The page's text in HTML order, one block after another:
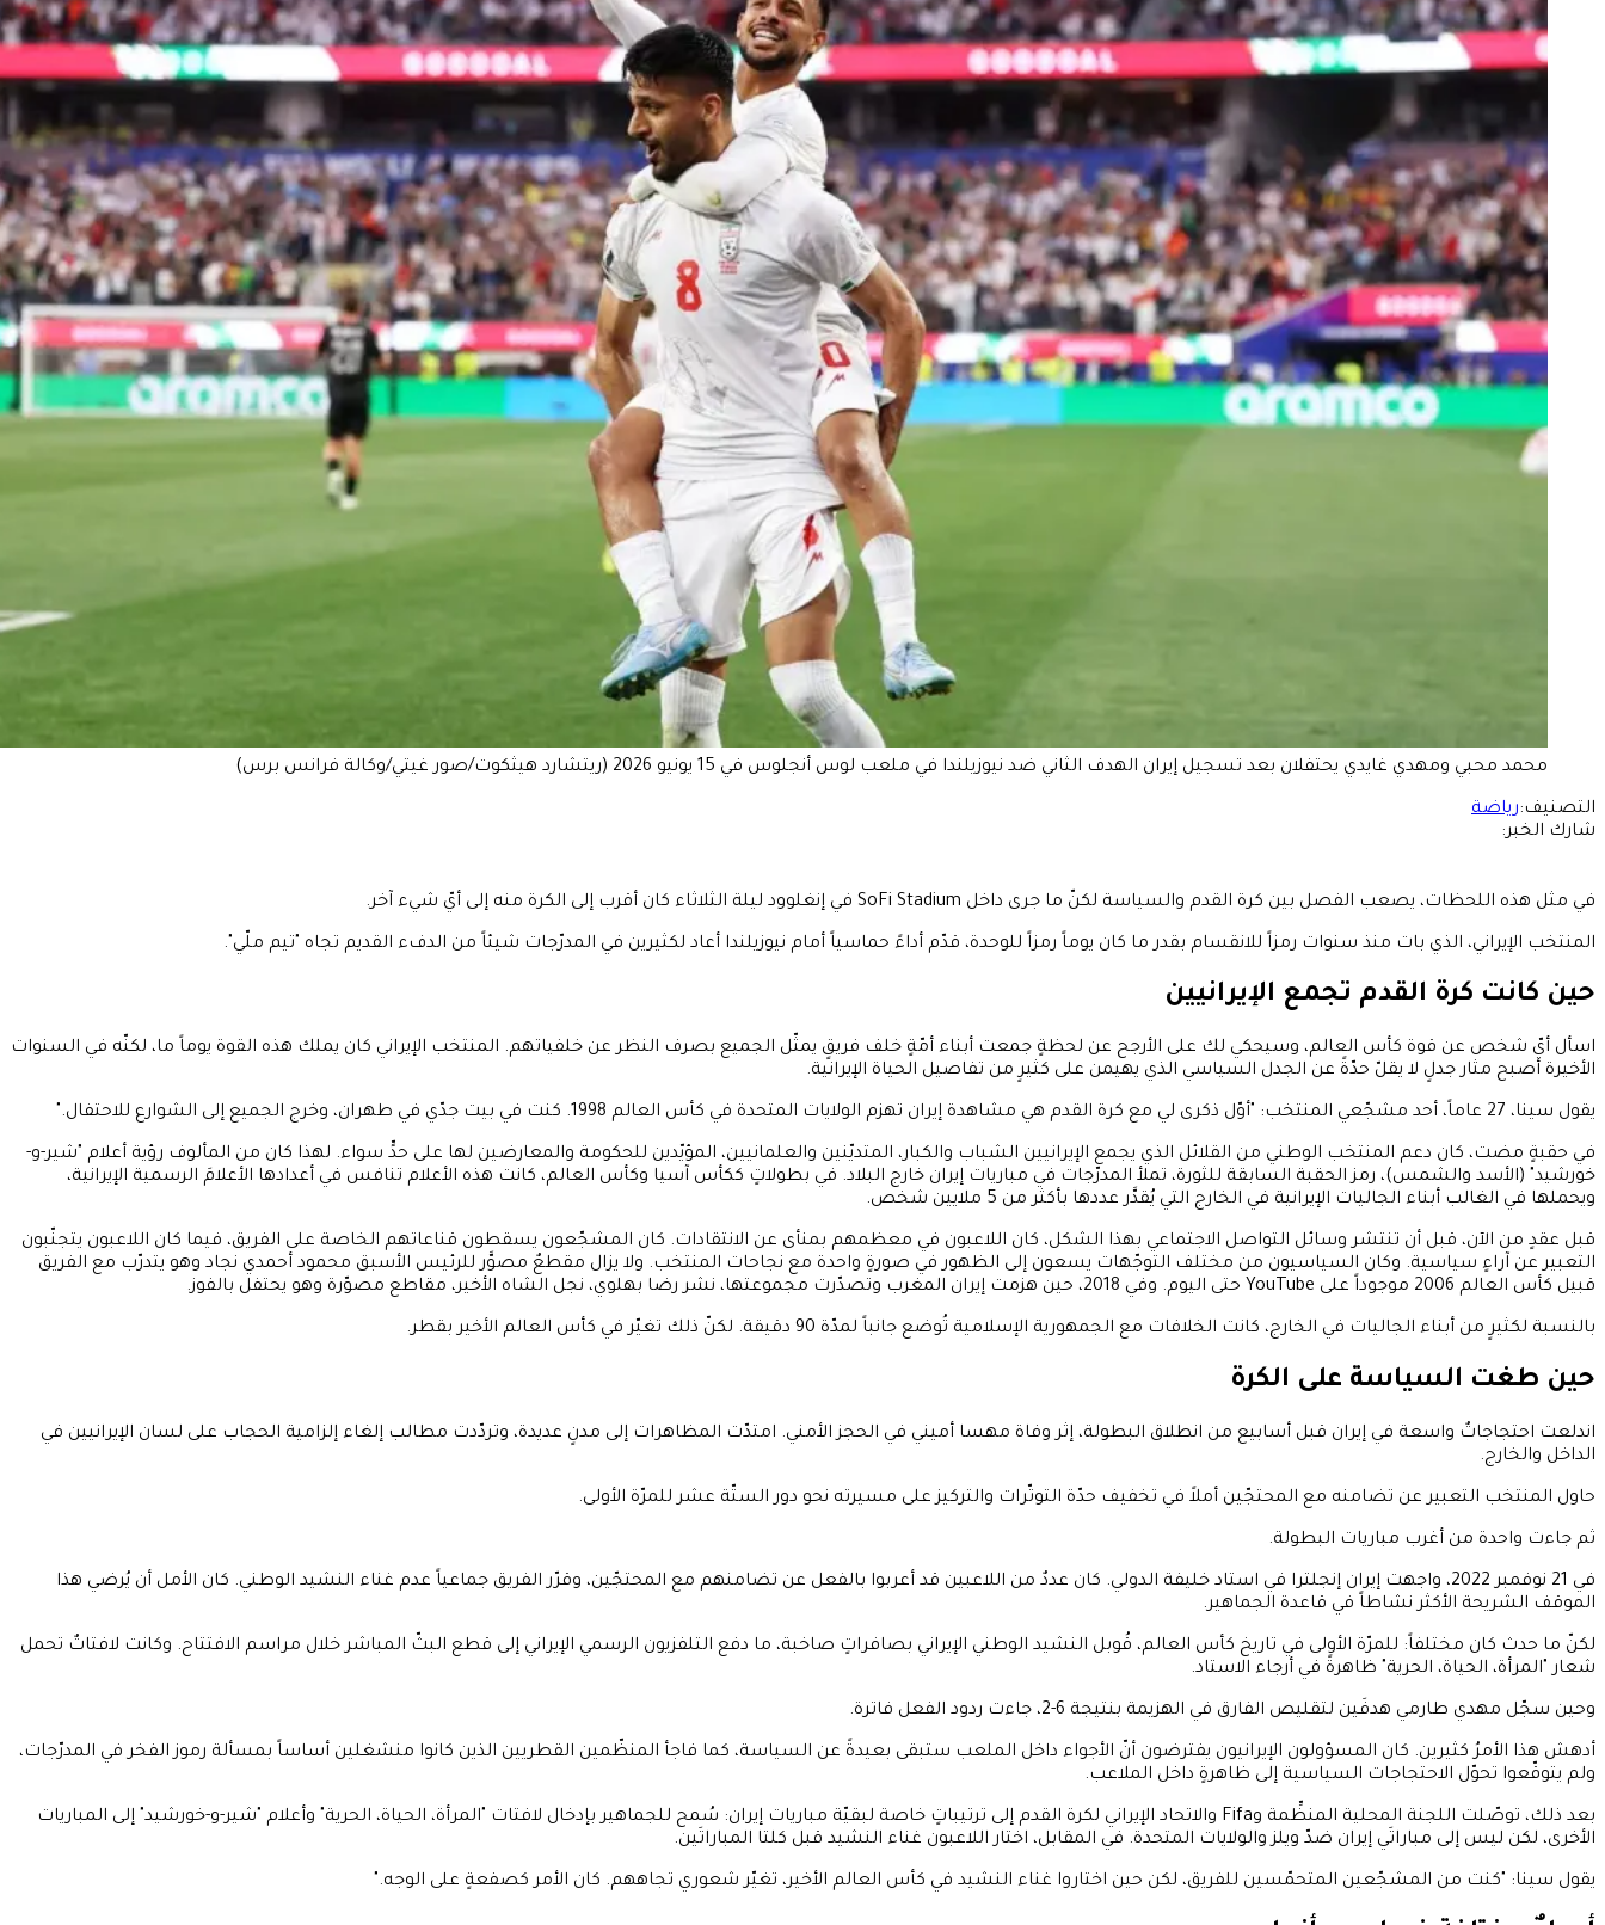
محمد محبي ومهدي غايدي يحتفلان بعد تسجيل إيران الهدف الثاني ضد نيوزيلندا في ملعب لوس أنجلوس في 15 يونيو 2026 (ريتشارد هيثكوت/صور غيتي/وكالة فرانس برس)
التصنيف:رياضة
شارك الخبر:
في مثل هذه اللحظات، يصعب الفصل بين كرة القدم والسياسة لكنّ ما جرى داخل SoFi Stadium في إنغلوود ليلة الثلاثاء كان أقرب إلى الكرة منه إلى أيّ شيء آخر.
المنتخب الإيراني، الذي بات منذ سنوات رمزاً للانقسام بقدر ما كان يوماً رمزاً للوحدة، قدّم أداءً حماسياً أمام نيوزيلندا أعاد لكثيرين في المدرّجات شيئاً من الدفء القديم تجاه "تيم ملّي".
حين كانت كرة القدم تجمع الإيرانيين
اسأل أيّ شخص عن قوة كأس العالم، وسيحكي لك على الأرجح عن لحظةٍ جمعت أبناء أمّةٍ خلف فريقٍ يمثّل الجميع بصرف النظر عن خلفياتهم. المنتخب الإيراني كان يملك هذه القوة يوماً ما، لكنّه في السنوات
الأخيرة أصبح مثار جدلٍ لا يقلّ حدّةً عن الجدل السياسي الذي يهيمن على كثيرٍ من تفاصيل الحياة الإيرانية.
يقول سينا، 27 عاماً، أحد مشجّعي المنتخب: "أوّل ذكرى لي مع كرة القدم هي مشاهدة إيران تهزم الولايات المتحدة في كأس العالم 1998. كنت في بيت جدّي في طهران، وخرج الجميع إلى الشوارع للاحتفال."
في حقبةٍ مضت، كان دعم المنتخب الوطني من القلائل الذي يجمع الإيرانيين الشباب والكبار، المتديّنين والعلمانيين، المؤيّدين للحكومة والمعارضين لها على حدٍّ سواء. لهذا كان من المألوف رؤية أعلام "شير-و-
خورشيد" (الأسد والشمس)، رمز الحقبة السابقة للثورة، تملأ المدرّجات في مباريات إيران خارج البلاد. في بطولاتٍ ككأس آسيا وكأس العالم، كانت هذه الأعلام تنافس في أعدادها الأعلامَ الرسمية الإيرانية،
ويحملها في الغالب أبناء الجاليات الإيرانية في الخارج التي يُقدَّر عددها بأكثر من 5 ملايين شخص.
قبل عقدٍ من الآن، قبل أن تنتشر وسائل التواصل الاجتماعي بهذا الشكل، كان اللاعبون في معظمهم بمنأى عن الانتقادات. كان المشجّعون يسقطون قناعاتهم الخاصة على الفريق، فيما كان اللاعبون يتجنّبون
التعبير عن آراءٍ سياسية. وكان السياسيون من مختلف التوجّهات يسعون إلى الظهور في صورةٍ واحدة مع نجاحات المنتخب. ولا يزال مقطعٌ مصوَّر للرئيس الأسبق محمود أحمدي نجاد وهو يتدرّب مع الفريق
قبيل كأس العالم 2006 موجوداً على YouTube حتى اليوم. وفي 2018، حين هزمت إيران المغرب وتصدّرت مجموعتها، نشر رضا بهلوي، نجل الشاه الأخير، مقاطع مصوّرة وهو يحتفل بالفوز.
بالنسبة لكثيرٍ من أبناء الجاليات في الخارج، كانت الخلافات مع الجمهورية الإسلامية تُوضع جانباً لمدّة 90 دقيقة. لكنّ ذلك تغيّر في كأس العالم الأخير بقطر.
حين طغت السياسة على الكرة
اندلعت احتجاجاتٌ واسعة في إيران قبل أسابيع من انطلاق البطولة، إثر وفاة مهسا أميني في الحجز الأمني. امتدّت المظاهرات إلى مدنٍ عديدة، وتردّدت مطالب إلغاء إلزامية الحجاب على لسان الإيرانيين في
الداخل والخارج.
حاول المنتخب التعبير عن تضامنه مع المحتجّين أملاً في تخفيف حدّة التوتّرات والتركيز على مسيرته نحو دور الستّة عشر للمرّة الأولى.
ثم جاءت واحدة من أغرب مباريات البطولة.
في 21 نوفمبر 2022، واجهت إيران إنجلترا في استاد خليفة الدولي. كان عددٌ من اللاعبين قد أعربوا بالفعل عن تضامنهم مع المحتجّين، وقرّر الفريق جماعياً عدم غناء النشيد الوطني. كان الأمل أن يُرضي هذا
الموقف الشريحة الأكثر نشاطاً في قاعدة الجماهير.
لكنّ ما حدث كان مختلفاً: للمرّة الأولى في تاريخ كأس العالم، قُوبل النشيد الوطني الإيراني بصافراتٍ صاخبة، ما دفع التلفزيون الرسمي الإيراني إلى قطع البثّ المباشر خلال مراسم الافتتاح. وكانت لافتاتٌ تحمل
شعار "المرأة، الحياة، الحرية" ظاهرةً في أرجاء الاستاد.
وحين سجّل مهدي طارمي هدفَين لتقليص الفارق في الهزيمة بنتيجة 6-2، جاءت ردود الفعل فاترة.
أدهش هذا الأمرُ كثيرين. كان المسؤولون الإيرانيون يفترضون أنّ الأجواء داخل الملعب ستبقى بعيدةً عن السياسة، كما فاجأ المنظّمين القطريين الذين كانوا منشغلين أساساً بمسألة رموز الفخر في المدرّجات،
ولم يتوقّعوا تحوّل الاحتجاجات السياسية إلى ظاهرةٍ داخل الملاعب.
بعد ذلك، توصّلت اللجنة المحلية المنظِّمة وFifa والاتحاد الإيراني لكرة القدم إلى ترتيباتٍ خاصة لبقيّة مباريات إيران: سُمح للجماهير بإدخال لافتات "المرأة، الحياة، الحرية" وأعلام "شير-و-خورشيد" إلى المباريات
الأخرى، لكن ليس إلى مباراتَي إيران ضدّ ويلز والولايات المتحدة. في المقابل، اختار اللاعبون غناء النشيد قبل كلتا المباراتَين.
يقول سينا: "كنت من المشجّعين المتحمّسين للفريق، لكن حين اختاروا غناء النشيد في كأس العالم الأخير، تغيّر شعوري تجاههم. كان الأمر كصفعةٍ على الوجه."